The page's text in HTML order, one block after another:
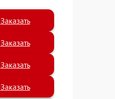
Заказать
Заказать